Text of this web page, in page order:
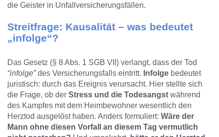
die Geister in Unfallversicherungsfällen.
Streitfrage: Kausalität – was bedeutet
„infolge“?
Das Gesetz (§ 8 Abs. 1 SGB VII) verlangt, dass der Tod
“infolge”des Versicherungsfalls eintritt. Infolge bedeutet
juristisch: durch das Ereignis verursacht. Hier stellte sich
die Frage, ob der Stress und die Todesangst während
des Kampfes mit dem Heimbewohner wesentlich den
Herztod ausgelöst haben. Anders formuliert: Wäre der
Mann ohne diesen Vorfall an diesem Tag vermutlich